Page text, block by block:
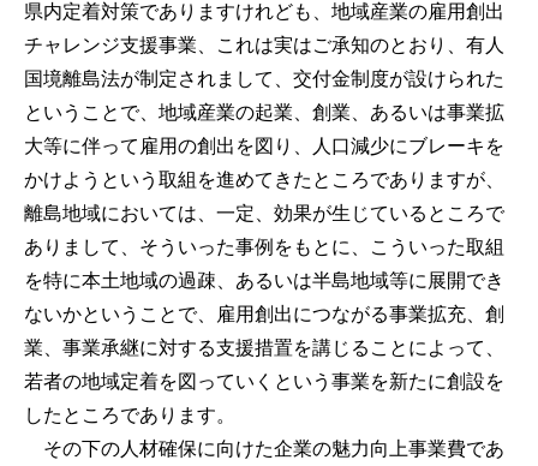
県内定着対策でありますけれども、地域産業の雇用創出
チャレンジ支援事業、これは実はご承知のとおり、有人
国境離島法が制定されまして、交付金制度が設けられた
ということで、地域産業の起業、創業、あるいは事業拡
大等に伴って雇用の創出を図り、人口減少にブレーキを
かけようという取組を進めてきたところでありますが、
離島地域においては、一定、効果が生じているところで
ありまして、そういった事例をもとに、こういった取組
を特に本土地域の過疎、あるいは半島地域等に展開でき
ないかということで、雇用創出につながる事業拡充、創
業、事業承継に対する支援措置を講じることによって、
若者の地域定着を図っていくという事業を新たに創設を
したところであります。
その下の人材確保に向けた企業の魅力向上事業費であ